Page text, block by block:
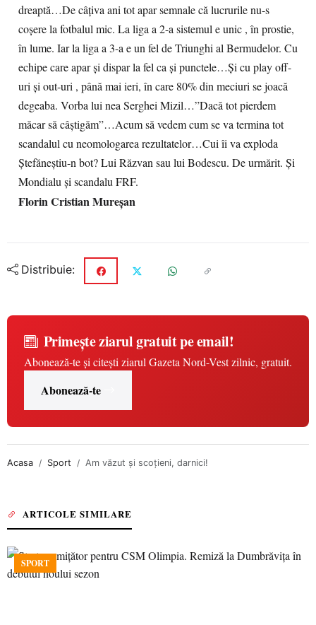
dreaptă…De câțiva ani tot apar semnale că lucrurile nu-s
coșere la fotbalul mic. La liga a 2-a sistemul e unic , în prostie,
în lume. Iar la liga a 3-a e un fel de Triunghi al Bermudelor. Cu
echipe care apar și dispar la fel ca și punctele…Și cu play off-
uri și out-uri , până mai ieri, în care 80% din meciuri se joacă
degeaba. Vorba lui nea Serghei Mizil…”Dacă tot pierdem
măcar să câștigăm”…Acum să vedem cum se va termina tot
scandalul cu neomologarea rezultatelor…Cui îi va exploda
Ștefăneștiu-n bot? Lui Răzvan sau lui Bodescu. De urmărit. Și
Mondialu și scandalu FRF.
Florin Cristian Mureșan
Distribuie:
Primește ziarul gratuit pe email!
Abonează-te și citești ziarul Gazeta Nord-Vest zilnic, gratuit.
Abonează-te
Acasa Sport Am văzut și scoțieni, darnici!
ARTICOLE SIMILARE
SPORT